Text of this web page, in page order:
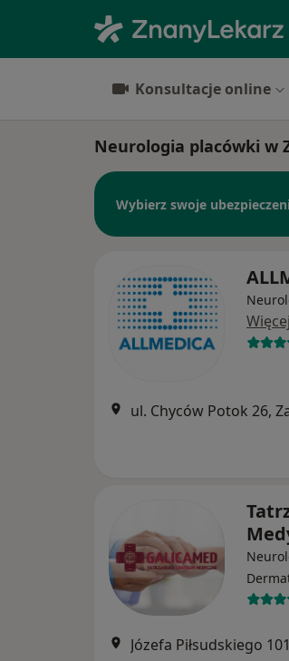
Konsultacje online
Neurologia placówki w
Wybierz swoje
Więcej
ul. Chyców Potok 26,
Józefa Piłsudskiego